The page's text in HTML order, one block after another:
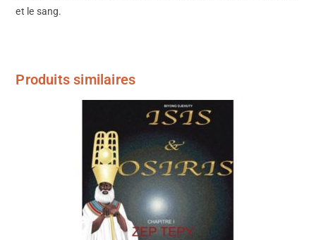
et le sang.
Produits similaires